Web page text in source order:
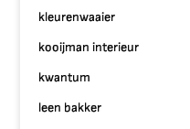
kleurenwaaier
kooijman interieur
kwantum
leen bakker